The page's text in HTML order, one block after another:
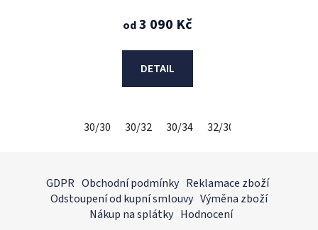
od3 090 Kč
DETAIL
30/30 30/32 30/34 32/30
GDPR Obchodní podmínky Reklamace zboží
Odstoupení od kupní smlouvy Výměna zboží
Nákup na splátky Hodnocení